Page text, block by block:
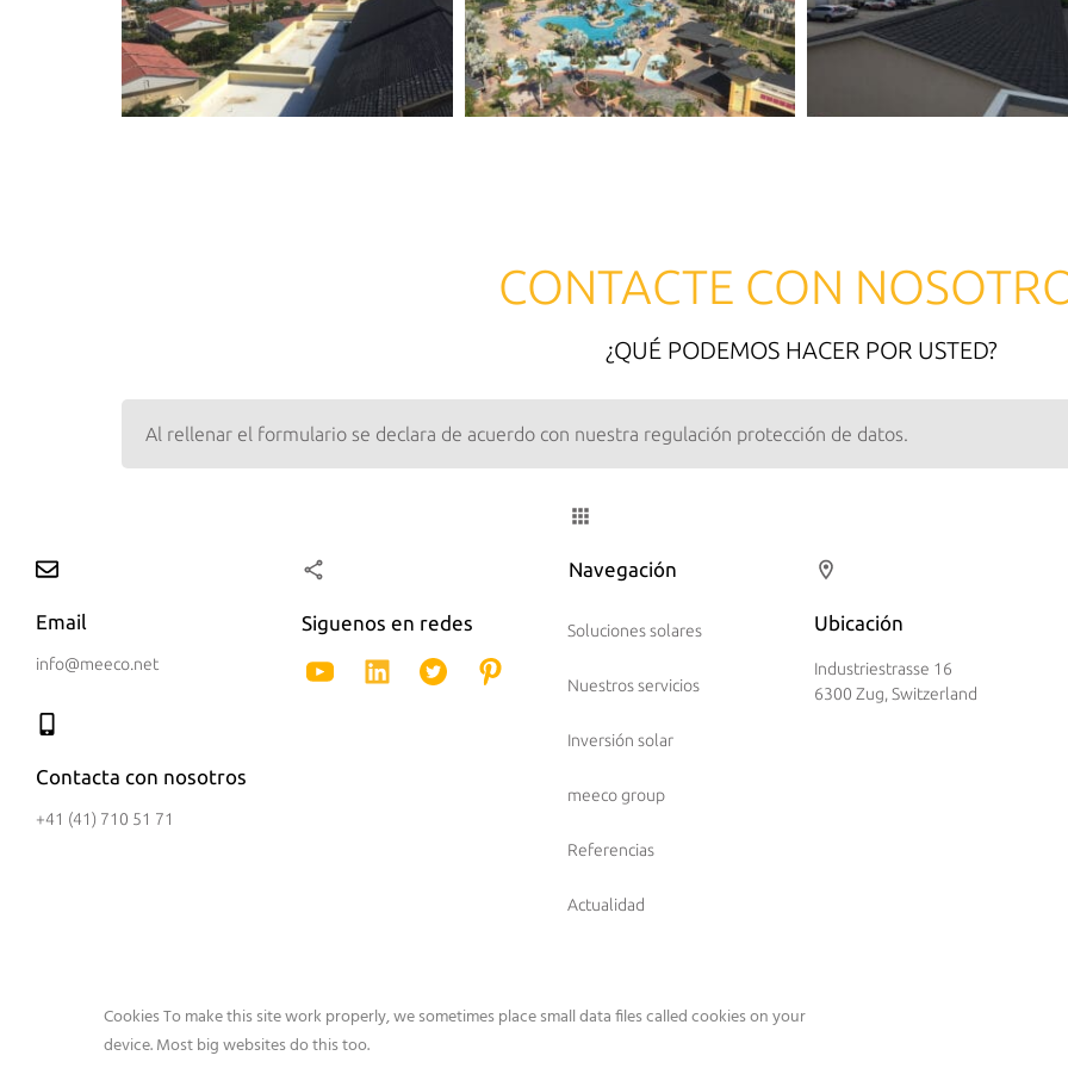
CONTACTE CON
¿QUÉ PODEMOS HACER POR USTED?
Al rellenar el formulario se declara de acuerdo con nuestra regulación protección de datos.
Email
info@meeco.net
Contacta con nosotros
+41 (41) 710 51 71
Siguenos en redes
Navegación
Soluciones solares
Nuestros servicios
Inversión solar
meeco group
Referencias
Actualidad
Ubicación
Industriestrasse 16
6300 Zug, Switzerland
Cookies To make this site work properly, we sometimes place small data files called cookies on your
device. Most big websites do this too.